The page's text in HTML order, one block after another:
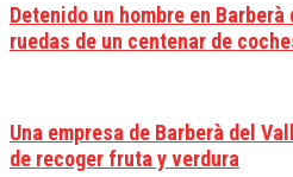
Detenido un hombre en
ruedas de un centenar de
Una empresa de Barberà del
de recoger fruta y verdura